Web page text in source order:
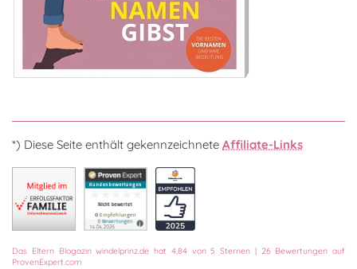
*) Diese Seite enthält gekennzeichnete Affiliate-Links
Das Eltern Blogazin windelprinz.de hat 4,84von5 Sternen | 26Bewertungen auf
ProvenExpert.com